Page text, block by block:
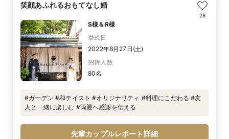
笑顔あふれるおもてなし婚
28
S様＆R様
挙式日
2022年8月27日(土)
招待人数
80名
#ガーデン #和テイスト #オリジナリティ #料理にこだわる #友
人と一緒に楽しむ #両親へ感謝を伝える
先輩カップルレポート詳細